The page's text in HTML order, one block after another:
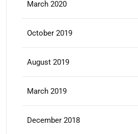
March 2020
October 2019
August 2019
March 2019
December 2018